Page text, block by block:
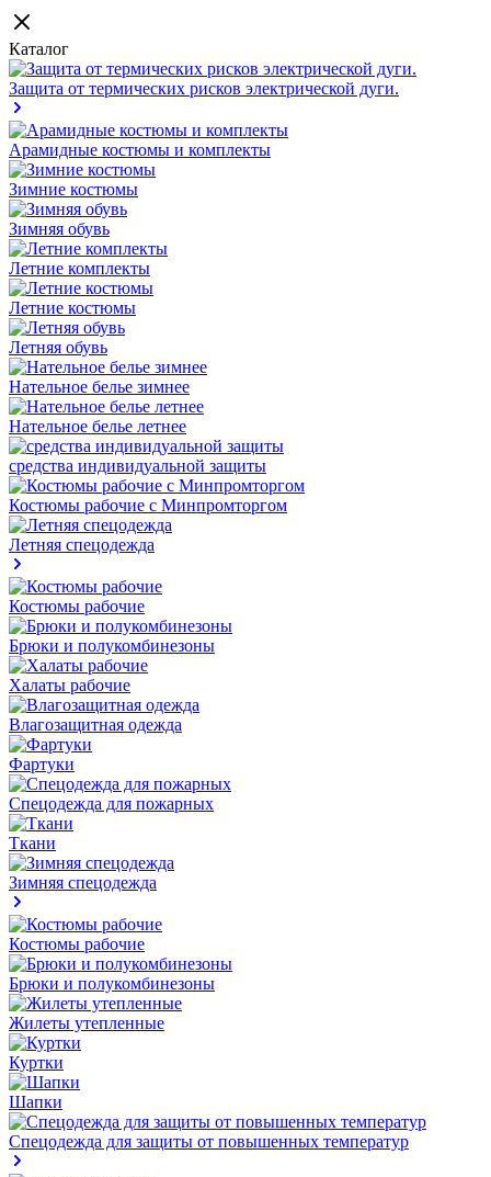
Каталог
Защита от термических рисков электрической дуги.
Арамидные костюмы и комплекты
Зимние костюмы
Зимняя обувь
Летние комплекты
Летние костюмы
Летняя обувь
Нательное белье зимнее
Нательное белье летнее
средства индивидуальной защиты
Костюмы рабочие с Минпромторгом
Летняя спецодежда
Костюмы рабочие
Брюки и полукомбинезоны
Халаты рабочие
Влагозащитная одежда
Фартуки
Спецодежда для пожарных
Ткани
Зимняя спецодежда
Костюмы рабочие
Брюки и полукомбинезоны
Жилеты утепленные
Куртки
Шапки
Спецодежда для защиты от повышенных температур